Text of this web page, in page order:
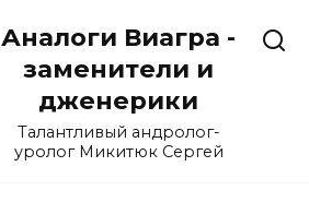
Аналоги Виагра -
заменители и
дженерики
Талантливый андролог-
уролог Микитюк Сергей